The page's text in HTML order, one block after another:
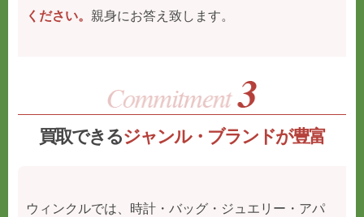
ください。親身にお答え致します。
買取できるジャンル・ブランドが豊富
ウィンクルでは、時計・バッグ・ジュエリー・アパ